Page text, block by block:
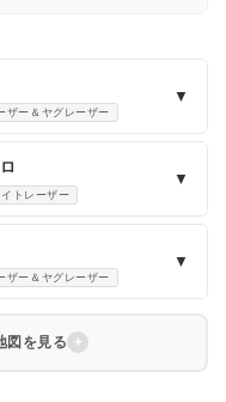
ザー＆ヤグレーザー
▼
トレーザー
▼
ザー＆ヤグレーザー
▼
図を見る